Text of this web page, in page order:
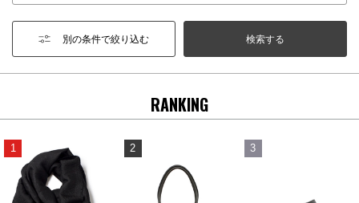
別の条件で絞り込む
RANKING
1 2 3